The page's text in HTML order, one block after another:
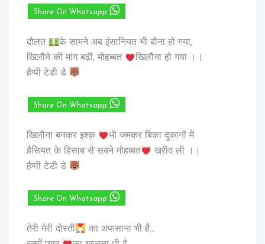
Share On Whatsapp
दौलत
के सामने अब इंसानियत भी बौना हो गया,
खिलौने की मांग बढ़ी, मोहब्बत
खिलौना हो गया ।।
हैप्पी टेडी डे
Share On Whatsapp
खिलौना बनकर इश्क़
भी जमकर बिका दुकानों में
हैसियत के हिसाब से सबने मोहब्बत
खरीद ली ।।
हैप्पी टेडी डे
Share On Whatsapp
तेरी मेरी दोस्ती
का अफसाना भी है…